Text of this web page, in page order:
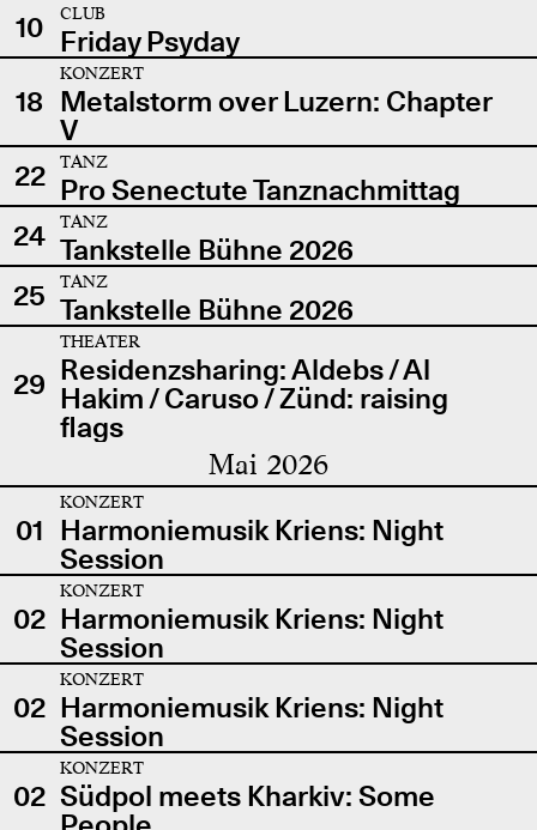
10
CLUB
Friday Psyday
18
KONZERT
Metalstorm over Luzern: Chapter
V
22
TANZ
Pro Senectute Tanznachmittag
24
TANZ
Tankstelle Bühne 2026
25
TANZ
Tankstelle Bühne 2026
29
THEATER
Residenzsharing: Aldebs / Al
Hakim / Caruso / Zünd: raising
flags
Mai 2026
01
KONZERT
Harmoniemusik Kriens: Night
Session
02
KONZERT
Harmoniemusik Kriens: Night
Session
02
KONZERT
Harmoniemusik Kriens: Night
Session
02
KONZERT
Südpol meets Kharkiv: Some